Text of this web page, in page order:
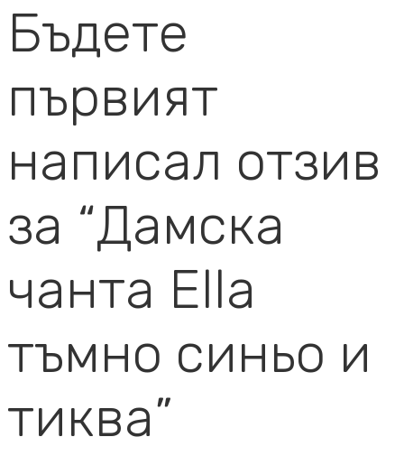
Бъдете
първият
написал отзив
за “Дамска
чанта Ella
тъмно синьо и
тиква”